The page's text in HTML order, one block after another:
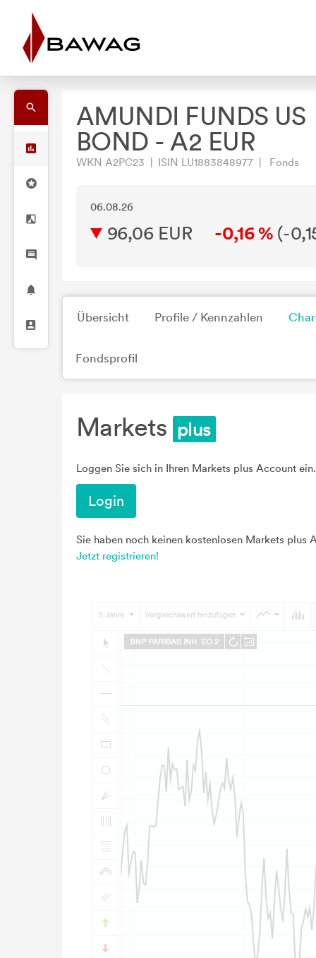
AMUNDI FUNDS US
BOND - A2 EUR
WKN A2PC23 | ISIN LU1883848977 | Fonds
06.08.26
96,06 EUR -0,16 % (-
Übersicht Profile / Kennzahlen
Fondsprofil
Markets
Loggen Sie sich in Ihren Markets plus Account ein.
Login
Sie haben noch keinen kostenlosen Markets plus
Jetzt registrieren!